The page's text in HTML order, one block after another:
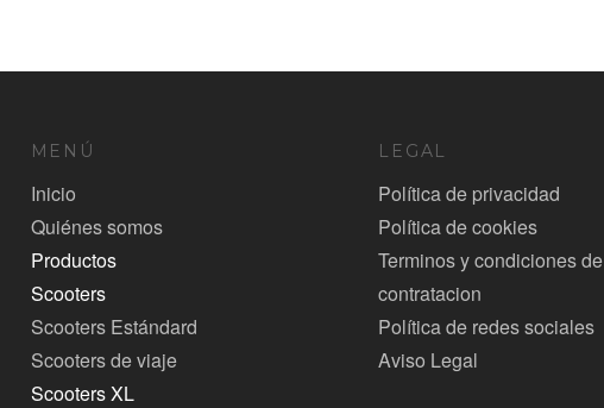
MENÚ
Inicio
Quiénes somos
Productos
Scooters
Scooters Estándard
Scooters de viaje
Scooters XL
LEGAL
Política de privacidad
Política de cookies
Terminos y condiciones de
contratacion
Política de redes sociales
Aviso Legal